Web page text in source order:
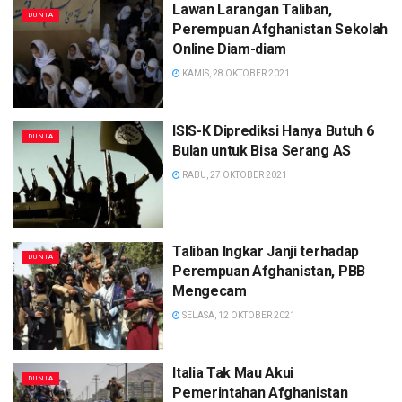
DUNIA
Lawan Larangan Taliban,
Perempuan Afghanistan Sekolah
Online Diam-diam
KAMIS, 28 OKTOBER 2021
DUNIA
ISIS-K Diprediksi Hanya Butuh 6
Bulan untuk Bisa Serang AS
RABU, 27 OKTOBER 2021
DUNIA
Taliban Ingkar Janji terhadap
Perempuan Afghanistan, PBB
Mengecam
SELASA, 12 OKTOBER 2021
DUNIA
Italia Tak Mau Akui
Pemerintahan Afghanistan